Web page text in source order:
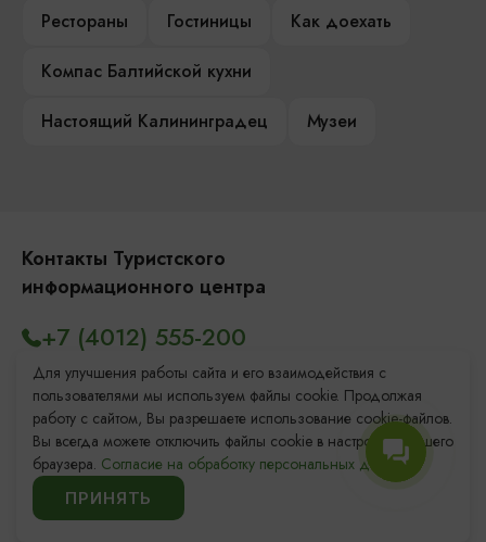
Рестораны
Гостиницы
Как доехать
Компас Балтийской кухни
Настоящий Калининградец
Музеи
Контакты Туристского
информационного центра
Площадь Победы, 1 Закрыто
ул. Октябрьская, 2/3 Закрыто
+7 (4012) 555-200
8 (800) 200-55-39
info@visit-kaliningrad.ru
Для улучшения работы сайта и его взаимодействия с
пользователями мы используем файлы cookie. Продолжая
работу с сайтом, Вы разрешаете использование cookie-файлов.
Вы всегда можете отключить файлы cookie в настройках Вашего
браузера. Согласие на обработку персональных данных.
ПРИНЯТЬ